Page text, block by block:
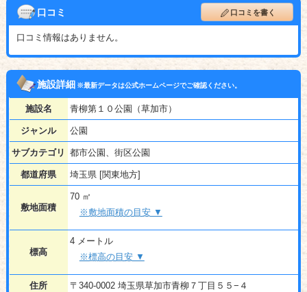
口コミ 口コミを書く
口コミ情報はありません。
施設詳細※最新データは公式ホームページでご確認ください。
施設名 青柳第１０公園（草加市）
ジャンル 公園
サブカテゴリ 都市公園、街区公園
都道府県 埼玉県 [関東地方]
敷地面積
70 ㎡
※敷地面積の目安 ▼
標高
4 メートル
※標高の目安 ▼
住所 〒340-0002 埼玉県草加市青柳７丁目５５−４